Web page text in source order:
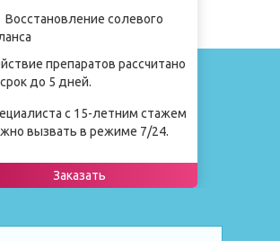
Восстановление солевого
препаратов рассчитано
до 5 дней.
с 15-летним стажем
вызвать в режиме 7/24.
Заказать